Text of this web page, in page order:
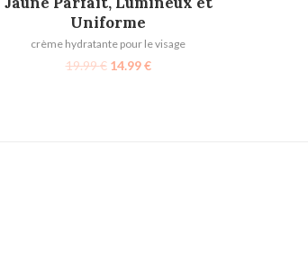
Uniforme
crème hydratante pour le visage
19.99€ 14.99€